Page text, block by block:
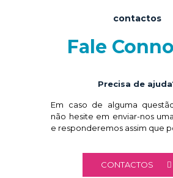
contactos
Fale
Precisa de
Em caso de alguma
não hesite em enviar-nos
e responderemos assim que
CONTACTOS